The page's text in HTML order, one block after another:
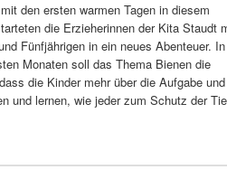
den ersten warmen Tagen in diesem
die Erzieherinnen der Kita Staudt
Fünfjährigen in ein neues Abenteuer. In
Monaten soll das Thema Bienen die
die Kinder mehr über die Aufgabe und
und lernen, wie jeder zum Schutz der